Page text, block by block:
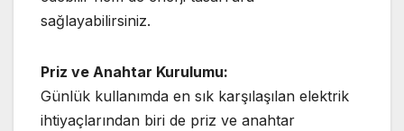
sağlayabilirsiniz.
Priz ve Anahtar Kurulumu:
Günlük kullanımda en sık karşılaşılan elektrik
ihtiyaçlarından biri de priz ve anahtar